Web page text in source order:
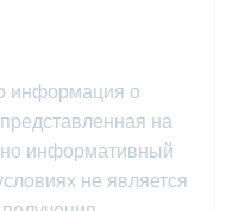
информация о
на
информативный
не является